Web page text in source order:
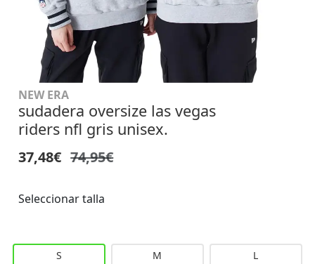
NEW ERA
sudadera oversize las vegas
riders nfl gris unisex.
37,48€ 74,95€
Seleccionar talla
S M L